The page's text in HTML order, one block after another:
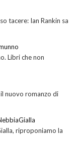
tacere: Ian Rankin sa
Libri che non
nuovo romanzo di
riproponiamo la